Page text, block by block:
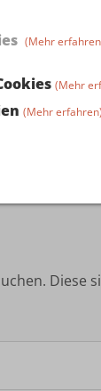
(Mehr
(Mehr
(Mehr erfahren)